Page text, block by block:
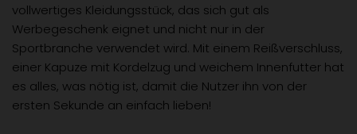
vollwertiges Kleidungsstück, das sich gut als
Werbegeschenk eignet und nicht nur in der
Sportbranche verwendet wird. Mit einem Reißverschluss,
einer Kapuze mit Kordelzug und weichem Innenfutter hat
es alles, was nötig ist, damit die Nutzer ihn von der
ersten Sekunde an einfach lieben!